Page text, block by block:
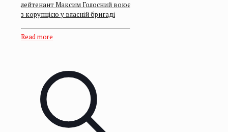
лейтенант Максим Голосний воює
з корупцією у власній бригаді
Read more